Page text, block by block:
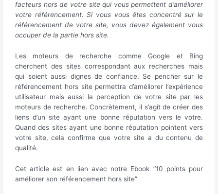
facteurs hors de votre site qui vous permettent d’améliorer
votre référencement. Si vous vous êtes concentré sur le
référencement de votre site, vous devez également vous
occuper de la partie hors site.
Les moteurs de recherche comme Google et Bing
cherchent des sites correspondant aux recherches mais
qui soient aussi dignes de confiance. Se pencher sur le
référencement hors site permettra d’améliorer l’expérience
utilisateur mais aussi la perception de votre site par les
moteurs de recherche. Concrètement, il s’agit de créer des
liens d’un site ayant une bonne réputation vers le votre.
Quand des sites ayant une bonne réputation pointent vers
votre site, cela confirme que votre site a du contenu de
qualité.
Cet article est en lien avec notre Ebook “10 points pour
améliorer son référencement hors site”